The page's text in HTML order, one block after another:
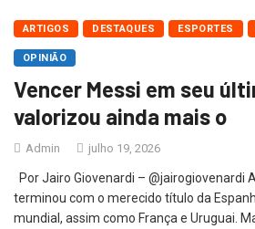
ARTIGOS DESTAQUES ESPORTES
OPINIÃO
Vencer Messi em seu
valorizou ainda mais o
Admin julho 19, 2026
Por Jairo Giovenardi – @jairogiovenardi
terminou com o merecido título da
mundial, assim como França e Uruguai.